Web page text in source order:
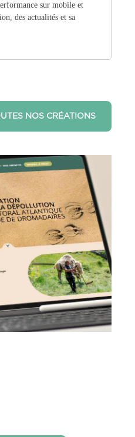
sur mobile et
des actualités et sa
NOS CRÉATIONS